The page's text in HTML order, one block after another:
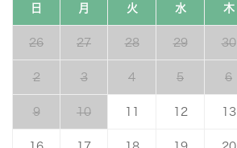
日 月 火 水 木
26 27 28 29 30
2 3 4 5 6
9 10 11 12 13